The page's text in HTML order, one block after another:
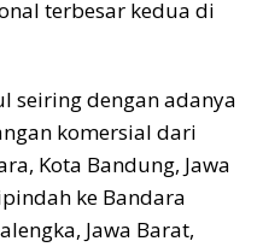
terbesar kedua di
seiring dengan adanya
komersial dari
Kota Bandung, Jawa
ke Bandara
Jawa Barat,